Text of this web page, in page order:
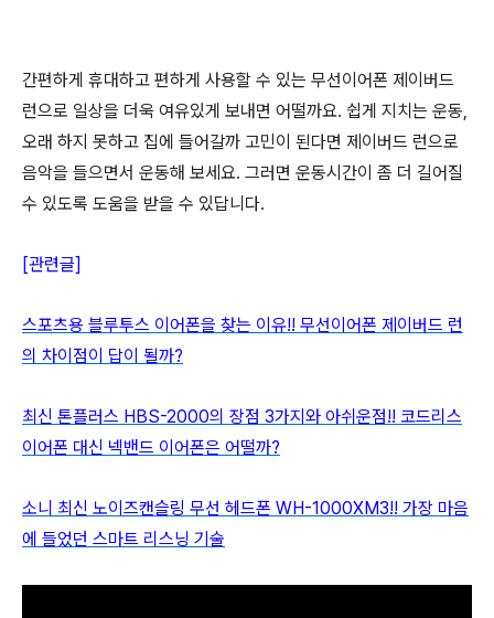
간편하게 휴대하고 편하게 사용할 수 있는 무선이어폰 제이버드
런으로 일상을 더욱 여유있게 보내면 어떨까요. 쉽게 지치는 운동,
오래 하지 못하고 집에 들어갈까 고민이 된다면 제이버드 런으로
음악을 들으면서 운동해 보세요. 그러면 운동시간이 좀 더 길어질
수 있도록 도움을 받을 수 있답니다.
[관련글]
스포츠용 블루투스 이어폰을 찾는 이유!! 무선이어폰 제이버드 런
의 차이점이 답이 될까?
최신 톤플러스 HBS-2000의 장점 3가지와 아쉬운점!! 코드리스
이어폰 대신 넥밴드 이어폰은 어떨까?
소니 최신 노이즈캔슬링 무선 헤드폰 WH-1000XM3!! 가장 마음
에 들었던 스마트 리스닝 기술